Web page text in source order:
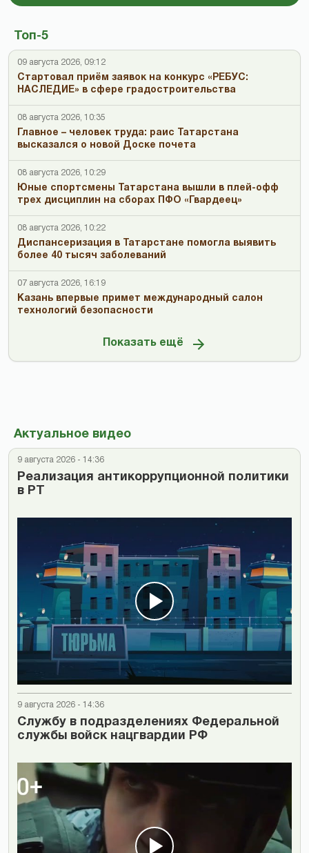
Топ-5
09 августа 2026, 09:12
Стартовал приём заявок на конкурс «РЕБУС:
НАСЛЕДИЕ» в сфере градостроительства
08 августа 2026, 10:35
Главное – человек труда: раис Татарстана
высказался о новой Доске почета
08 августа 2026, 10:29
Юные спортсмены Татарстана вышли в плей-офф
трех дисциплин на сборах ПФО «Гвардеец»
08 августа 2026, 10:22
Диспансеризация в Татарстане помогла выявить
более 40 тысяч заболеваний
07 августа 2026, 16:19
Казань впервые примет международный салон
технологий безопасности
Показать ещё
Актуальное видео
9 августа 2026 - 14:36
Реализация антикоррупционной политики
в РТ
9 августа 2026 - 14:36
Cлужбу в подразделениях Федеральной
службы войск нацгвардии РФ